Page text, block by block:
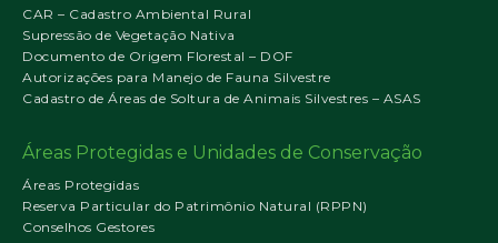
CAR – Cadastro Ambiental Rural
Supressão de Vegetação Nativa
Documento de Origem Florestal – DOF
Autorizações para Manejo de Fauna Silvestre
Cadastro de Áreas de Soltura de Animais Silvestres – ASAS
Áreas Protegidas e Unidades de Conservação
Áreas Protegidas
Reserva Particular do Patrimônio Natural (RPPN)
Conselhos Gestores